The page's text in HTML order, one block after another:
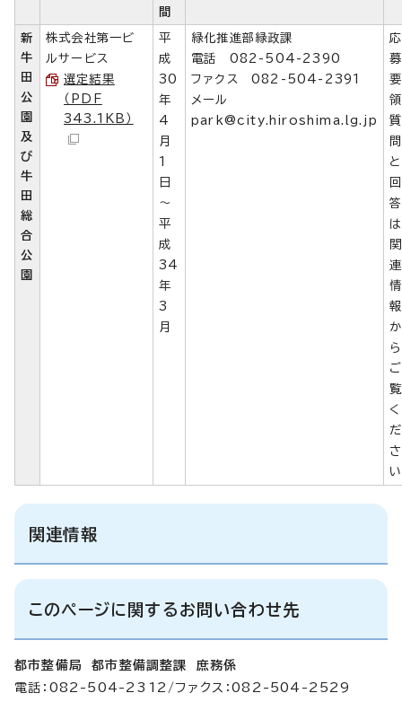
間
新
牛
田
公
園
及
び
牛
田
総
合
公
園
株式会社第一ビ
ルサービス
選定結果
（PDF
343.1KB）
平
成
30
年
4
月
1
日
～
平
成
34
年
3
月
緑化推進部緑政課
電話 082-504-2390
ファクス 082-504-2391
メール
park@city.hiroshima.lg.jp
応
募
要
領
質
問
と
回
答
は
関
連
情
報
か
ら
ご
覧
く
だ
さ
関連情報
このページに関するお問い合わせ先
都市整備局 都市整備調整課 庶務係
電話：082-504-2312/ファクス：082-504-2529